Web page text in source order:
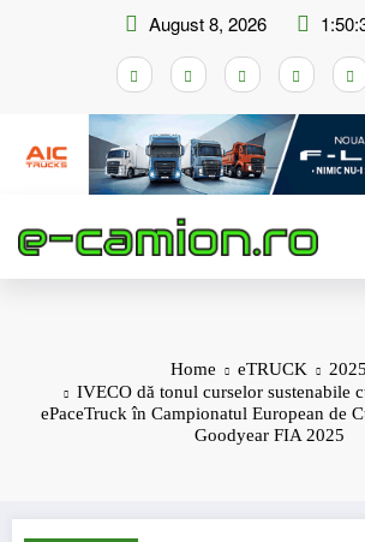
August 8, 2026
Home eTRUCK
2025
IVECO dă tonul curselor sustenabile
ePaceTruck în Campionatul European de
Goodyear FIA 2025